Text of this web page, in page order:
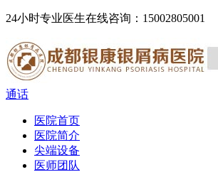
24小时专业医生在线咨询：15002805001
通话
医院首页
医院简介
尖端设备
医师团队